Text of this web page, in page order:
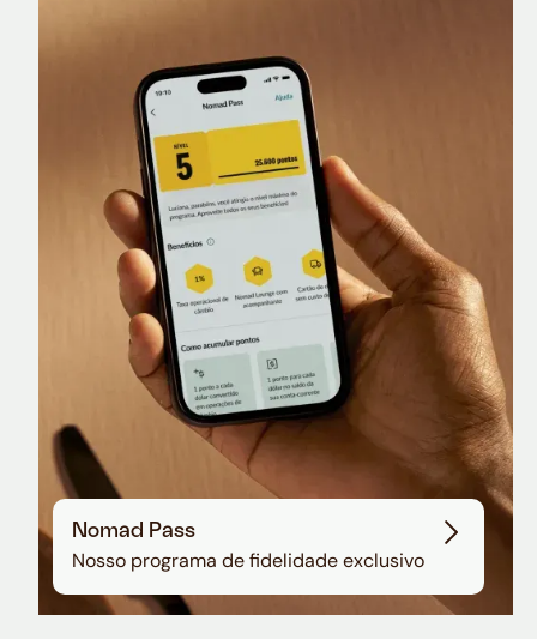
Nomad Lounge
Sala VIP no Aeroporto de Guarulhos
Nomad Pass
Nosso programa de fidelidade exclusivo